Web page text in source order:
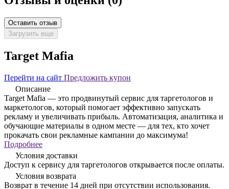
Оставить отзыв
Загрузить еще
Target Mafia
Перейти на сайт Предложить купон
Описание
Target Mafia — это продвинутый сервис для таргетологов и
маркетологов, который помогает эффективно запускать
рекламу и увеличивать прибыль. Автоматизация, аналитика и
обучающие материалы в одном месте — для тех, кто хочет
прокачать свои рекламные кампании до максимума!
Подробнее
Условия доставки
Доступ к сервису для таргетологов открывается после оплаты.
Условия возврата
Возврат в течение 14 дней при отсутствии использования.